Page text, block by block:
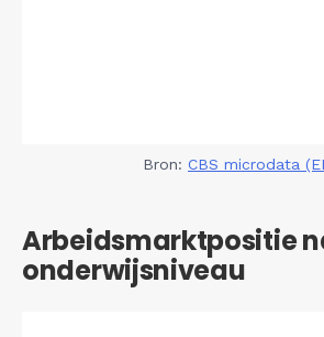
Bron: CBS microdata
Arbeidsmarktpositie
onderwijsniveau